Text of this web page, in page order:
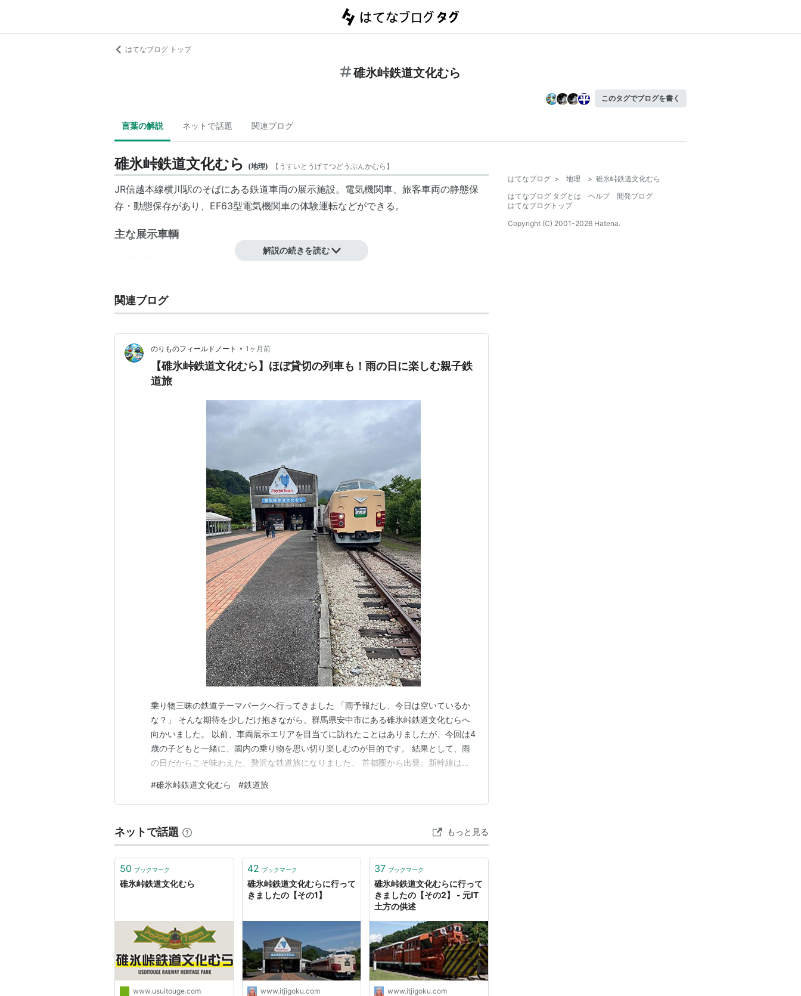
はてなブログ トップ
碓氷峠鉄道文化むら
このタグでブログを書く
言葉の解説 ネットで話題 関連ブログ
碓氷峠鉄道文化むら (地理) 【 うすいとうげてつどうぶんかむら 】
JR信越本線横川駅のそばにある鉄道車両の展示施設。電気機関車、旅客車両の静態保
存・動態保存があり、 EF63型電気機関車の体験運転などができる。
主な展示車輌
電気機関車
ED42型（ED42 1）
EF15型 （EF15 165）
EF30型（EF30 20）
EF53型（EF53 2）
（EF63 1、EF63 10、EF63 11、EF63 12、EF63 18、EF63 24、EF63 25）
520）
（EF70 1001）
（EF80 63）
1）
（DD53 1）
キハ20
（キハ20 467）
キハ35（キハ35 901）
キニ58（キニ58 1）
10系
ナハフ11（ナハフ11 1）
オハネ12（オハネ12 29）
オシ17（オシ17 2055）
32系客車
40系客車
マイネ40（マイネ40 11）
60系
解説の続きを読む
関連ブログ
のりものフィールドノート • 1ヶ月前
【碓氷峠鉄道文化むら】ほぼ貸切の列車も！雨の日に楽しむ親子鉄
道旅
乗り物三昧の鉄道テーマパークへ行ってきました 「雨予報だし、今日は空いているか
な？」 そんな期待を少しだけ抱きながら、群馬県安中市にある碓氷峠鉄道文化むらへ
向かいました。 以前、車両展示エリアを目当てに訪れたことはありましたが、今回は4
歳の子どもと一緒に、園内の乗り物を思い切り楽しむのが目的です。 結果として、雨
の日だからこそ味わえた、贅沢な鉄道旅になりました。 首都圏から出発。新幹線は意
駅から乗車したのは長野方面へ向かう北陸新幹線「あさま」。 自由席・指定席ともに
それなりの利用があり、2列側の座席はほぼ埋まるほど…
#碓氷峠鉄道文化むら #鉄道旅
ネットで話題 もっと見る
50 ブックマーク
碓氷峠鉄道文化むら
www.usuitouge.com
42 ブックマーク
碓氷峠鉄道文化むらに行って
きましたの【その1】
www.itjigoku.com
37 ブックマーク
碓氷峠鉄道文化むらに行って
きましたの【その2】 - 元IT
土方の供述
www.itjigoku.com
はてなブログ > 地理 > 碓氷峠鉄道文化むら
はてなブログ タグとは
ヘルプ
開発ブログ
はてなブログトップ
Copyright (C) 2001-2026 Hatena.